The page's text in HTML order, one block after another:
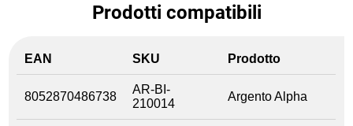
Prodotti compatibili
EAN SKU Prodotto
8052870486738
AR-BI-
210014
Argento Alpha